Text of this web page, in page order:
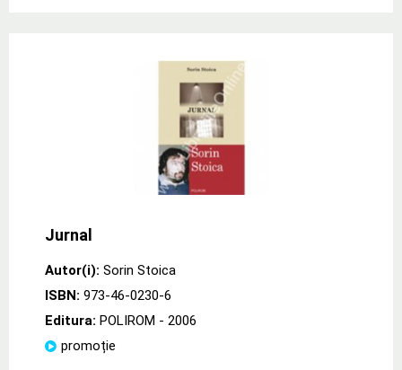
Jurnal
Autor(i): Sorin Stoica
ISBN: 973-46-0230-6
Editura: POLIROM - 2006
promoție